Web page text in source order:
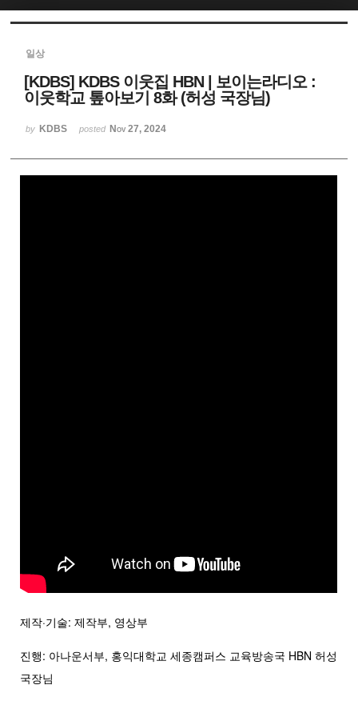
일상
[KDBS] KDBS 이웃집 HBN | 보이는라디오 :
이웃학교 톺아보기 8화 (허성 국장님)
by KDBS posted Nov 27, 2024
제작·기술: 제작부, 영상부
진행: 아나운서부, 홍익대학교 세종캠퍼스 교육방송국 HBN 허성
국장님
Sketchbook5, 스케치북5
Sketchbook5, 스케치북5